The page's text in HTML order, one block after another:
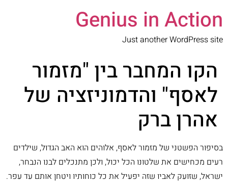
Genius in Action
Just another WordPress site
הקו המחבר בין "מזמור
לאסף" והדמוניזציה של
אהרן ברק
בסיפור הפשטני של מזמור לאסף, אלוהים הוא האב הגדול, שילדים
רעים מכחישים את שלטונו הכל יכול, ולכן מתנכלים לבנו הנבחר,
ישראל, שזועק לאביו שזה יפעיל את כל כוחותיו ויטחן אותם עד עפר.